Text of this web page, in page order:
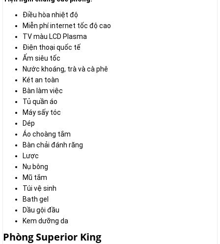
Điều hòa nhiệt độ
Miễn phí internet tốc độ cao
TV màu LCD Plasma
Điện thoại quốc tế
Ấm siêu tốc
Nước khoáng, trà và cà phê
Két an toàn
Bàn làm việc
Tủ quần áo
Máy sấy tóc
Dép
Áo choàng tắm
Bàn chải đánh răng
Lược
Nụ bông
Mũ tắm
Túi vệ sinh
Bath gel
Dầu gội đầu
Kem dưỡng da
Phòng Superior King